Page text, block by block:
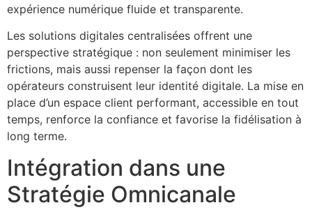
expérience numérique fluide et transparente.
Les solutions digitales centralisées offrent une
perspective stratégique : non seulement minimiser les
frictions, mais aussi repenser la façon dont les
opérateurs construisent leur identité digitale. La mise en
place d’un espace client performant, accessible en tout
temps, renforce la confiance et favorise la fidélisation à
long terme.
Intégration dans une
Stratégie Omnicanale